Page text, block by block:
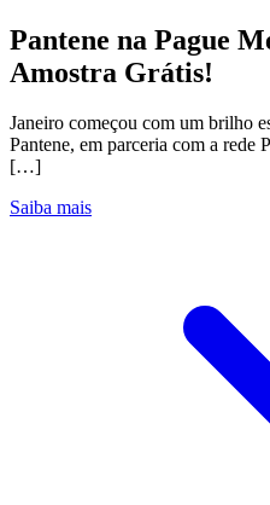
Pantene na Pague
Amostra Grátis!
Janeiro começou com um brilho
Pantene, em parceria com a rede
[…]
Saiba mais